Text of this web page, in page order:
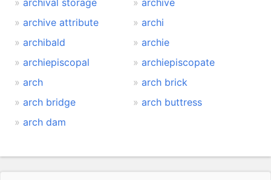
archival storage
archive
archive attribute
archi
archibald
archie
archiepiscopal
archiepiscopate
arch
arch brick
arch bridge
arch buttress
arch dam